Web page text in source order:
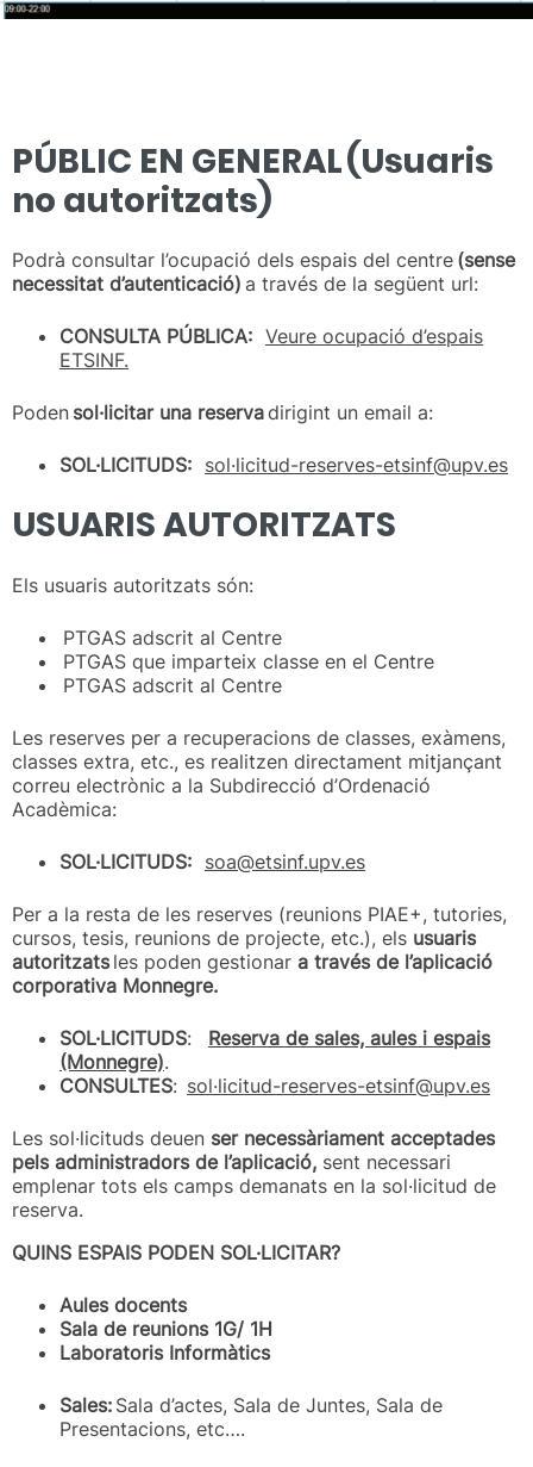
PÚBLIC EN GENERAL (Usuaris
no autoritzats)
Podrà consultar l’ocupació dels espais del centre (sense
necessitat d’autenticació) a través de la següent url:
CONSULTA PÚBLICA: Veure ocupació d’espais
ETSINF.
Poden sol·licitar una reservadirigint un email a:
SOL·LICITUDS: sol·licitud-reserves-etsinf@upv.es
USUARIS AUTORITZATS
Els usuaris autoritzats són:
PTGAS adscrit al Centre
PTGAS que imparteix classe en el Centre
PTGAS adscrit al Centre
Les reserves per a recuperacions de classes, exàmens,
classes extra, etc., es realitzen directament mitjançant
correu electrònic a la Subdirecció d’Ordenació
Acadèmica:
SOL·LICITUDS: soa@etsinf.upv.es
Per a la resta de les reserves (reunions PIAE+, tutories,
cursos, tesis, reunions de projecte, etc.), els usuaris
autoritzatsles poden gestionar a través de l’aplicació
corporativa Monnegre.
SOL·LICITUDS: Reserva de sales, aules i espais
(Monnegre).
CONSULTES: sol·licitud-reserves-etsinf@upv.es
Les sol·licituds deuen ser necessàriament acceptades
pels administradors de l’aplicació, sent necessari
emplenar tots els camps demanats en la sol·licitud de
reserva.
QUINS ESPAIS PODEN SOL·LICITAR?
Aules docents
Sala de reunions 1G/ 1H
Laboratoris Informàtics
Sales: Sala d’actes, Sala de Juntes, Sala de
Presentacions, etc….